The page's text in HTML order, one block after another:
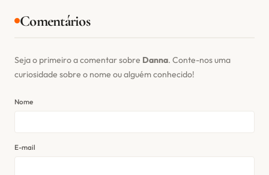
Comentários
Seja o primeiro a comentar sobre Danna. Conte-nos uma
curiosidade sobre o nome ou alguém conhecido!
Nome
E-mail